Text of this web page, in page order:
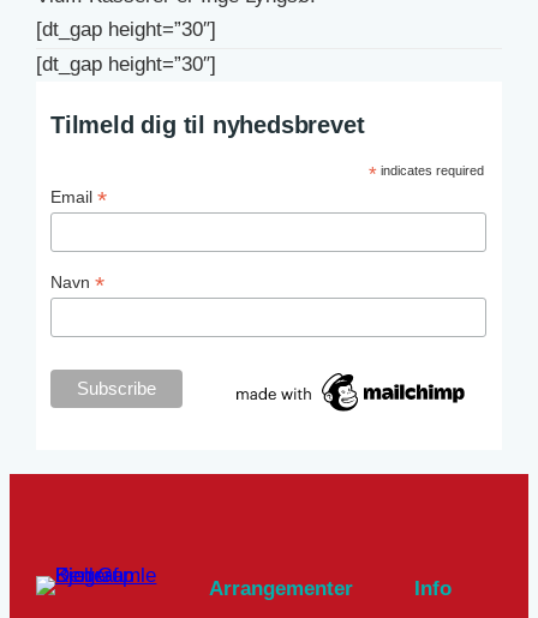
[dt_gap height=”30″]
[dt_gap height=”30″]
Tilmeld dig til nyhedsbrevet
*indicates required
Email *
Navn *
Arrangementer Info